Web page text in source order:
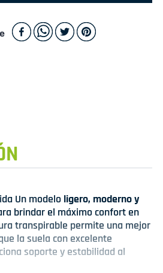
Un modelo ligero, moderno y
brindar el máximo confort en
transpirable permite una mejor
la suela con excelente
soporte y estabilidad al